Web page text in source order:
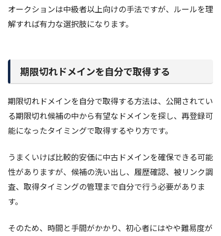
オークションは中級者以上向けの手法ですが、ルールを理
解すれば有力な選択肢になります。
期限切れドメインを自分で取得する
期限切れドメインを自分で取得する方法は、公開されてい
る期限切れ候補の中から有望なドメインを探し、再登録可
能になったタイミングで取得するやり方です。
うまくいけば比較的安価に中古ドメインを確保できる可能
性がありますが、候補の洗い出し、履歴確認、被リンク調
査、取得タイミングの管理まで自分で行う必要がありま
す。
そのため、時間と手間がかかり、初心者にはやや難易度が